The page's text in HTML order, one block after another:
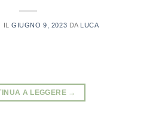
ILGIUGNO 9, 2023 DA LUCA
A LEGGERE →